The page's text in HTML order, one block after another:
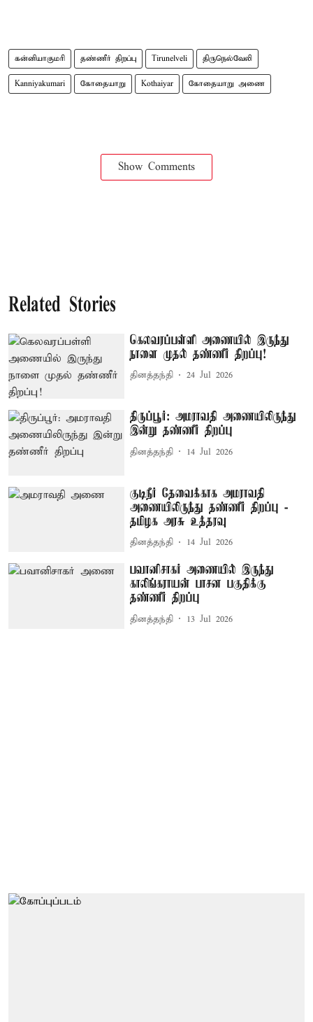
கன்னியாகுமரி தண்ணீர் திறப்பு Tirunelveli திருநெல்வேலி
Kanniyakumari கோதையாறு Kothaiyar கோதையாறு அணை
Show Comments
Related Stories
கெலவரப்பள்ளி அணையில் இருந்து
நாளை முதல் தண்ணீர் திறப்பு!
தினத்தந்தி 24 Jul 2026
திருப்பூர்: அமராவதி அணையிலிருந்து
இன்று தண்ணீர் திறப்பு
தினத்தந்தி 14 Jul 2026
குடிநீர் தேவைக்காக அமராவதி
அணையிலிருந்து தண்ணீர் திறப்பு -
தமிழக அரசு உத்தரவு
தினத்தந்தி 14 Jul 2026
பவானிசாகர் அணையில் இருந்து
காலிங்கராயன் பாசன பகுதிக்கு
தண்ணீர் திறப்பு
தினத்தந்தி 13 Jul 2026